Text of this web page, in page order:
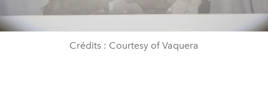
Crédits : Courtesy of Vaquera